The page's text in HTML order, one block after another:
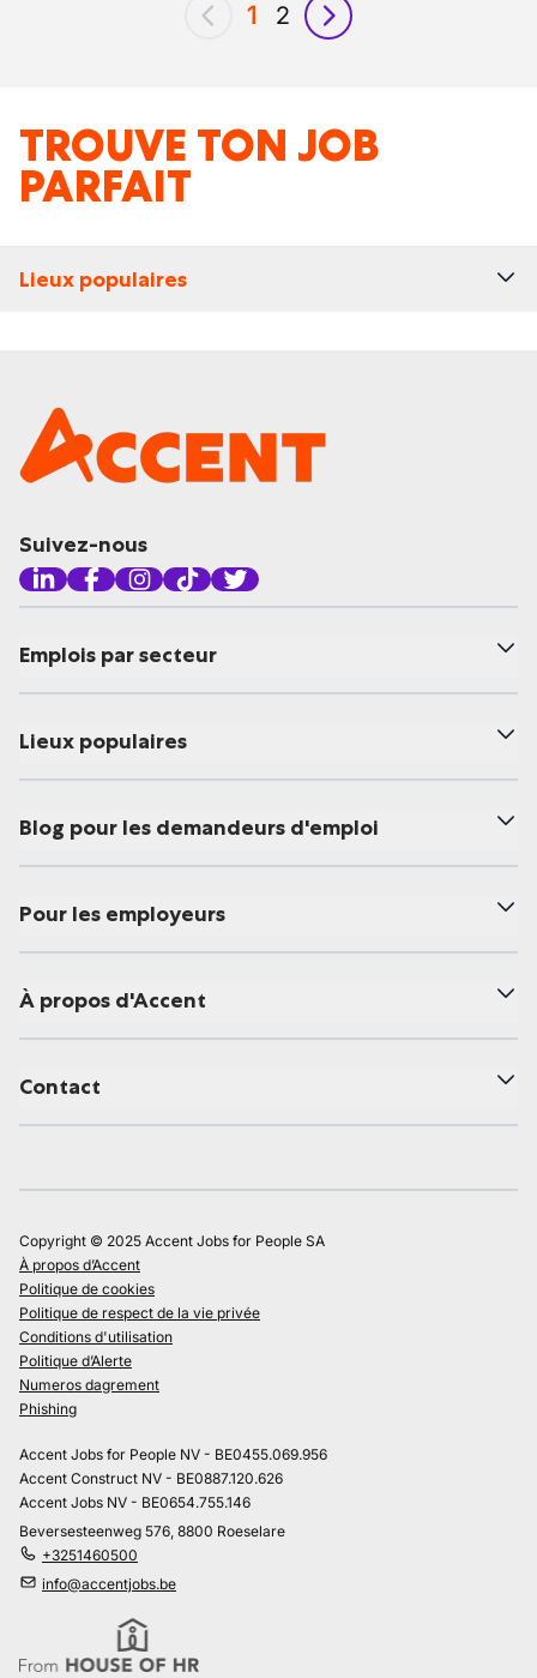
précédent
1 2
suivant
TROUVE TON JOB
PARFAIT
Lieux populaires
Suivez-nous
Emplois par secteur
Lieux populaires
Blog pour les demandeurs d'emploi
Pour les employeurs
À propos d'Accent
Contact
Copyright © 2025 Accent Jobs for People SA
À propos d’Accent
Politique de cookies
Politique de respect de la vie privée
Conditions d'utilisation
Politique d’Alerte
Numeros dagrement
Phishing
Accent Jobs for People NV - BE0455.069.956
Accent Construct NV - BE0887.120.626
Accent Jobs NV - BE0654.755.146
Beversesteenweg 576, 8800 Roeselare
+3251460500
info@accentjobs.be